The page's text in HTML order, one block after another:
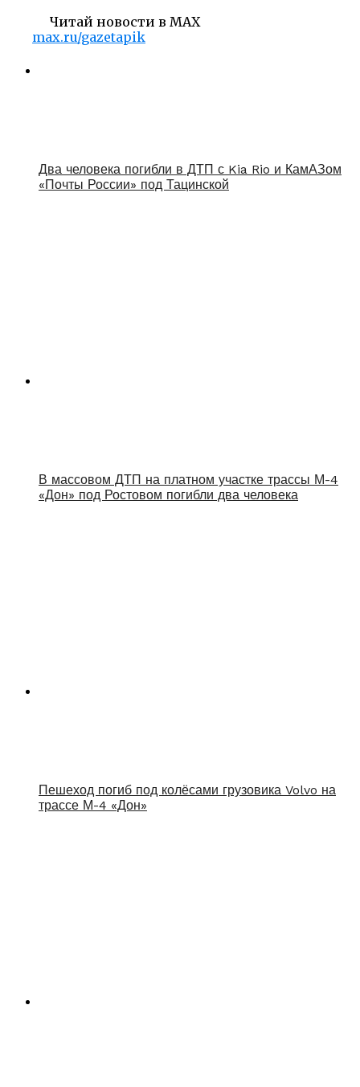
Читай новости в MAX
max.ru/gazetapik
Два человека погибли в ДТП с Kia Rio и КамАЗом
«Почты России» под Тацинской
В массовом ДТП на платном участке трассы М-4
«Дон» под Ростовом погибли два человека
Пешеход погиб под колёсами грузовика Volvo на
трассе М-4 «Дон»